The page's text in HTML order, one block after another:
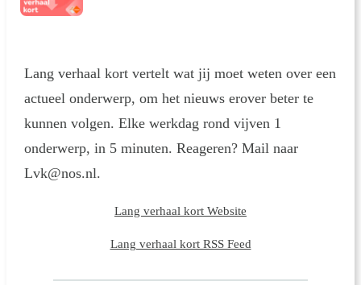
Lang verhaal kort vertelt wat jij moet weten over een
actueel onderwerp, om het nieuws erover beter te
kunnen volgen. Elke werkdag rond vijven 1
onderwerp, in 5 minuten. Reageren? Mail naar
Lvk@nos.nl.
Lang verhaal kort Website
Lang verhaal kort RSS Feed